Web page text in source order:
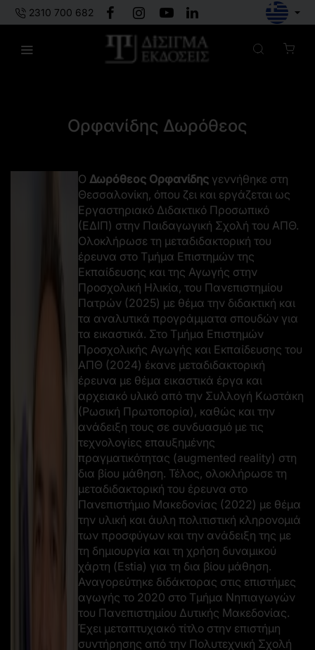
2310 700 682
Ορφανίδης Δωρόθεος
Ο Δωρόθεος Ορφανίδης γεννήθηκε στη
Θεσσαλονίκη, όπου ζει και εργάζεται ως
Εργαστηριακό Διδακτικό Προσωπικό
(ΕΔΙΠ) στην Παιδαγωγική Σχολή του ΑΠΘ.
Ολοκλήρωσε τη μεταδιδακτορική του
έρευνα στο Τμήμα Επιστημών της
Εκπαίδευσης και της Αγωγής στην
Προσχολική Ηλικία, του Πανεπιστημίου
Πατρών (2025) με θέμα την διδακτική και
τα αναλυτικά προγράμματα σπουδών για
τα εικαστικά. Στο Τμήμα Επιστημών
Προσχολικής Αγωγής και Εκπαίδευσης του
ΑΠΘ (2024) έκανε μεταδιδακτορική
έρευνα με θέμα εικαστικά έργα και
αρχειακό υλικό από την Συλλογή Κωστάκη
(Ρωσική Πρωτοπορία), καθώς και την
ανάδειξη τους σε συνδυασμό με τις
τεχνολογίες επαυξημένης
πραγματικότητας (augmented reality) στη
δια βίου μάθηση. Τέλος, ολοκλήρωσε τη
μεταδιδακτορική του έρευνα στο
Πανεπιστήμιο Μακεδονίας (2022) με θέμα
την υλική και άυλη πολιτιστική κληρονομιά
των προσφύγων και την ανάδειξη της με
τη δημιουργία και τη χρήση δυναμικού
χάρτη (Estia) για τη δια βίου μάθηση.
Αναγορεύτηκε διδάκτορας στις επιστήμες
αγωγής το 2020 στο Τμήμα Νηπιαγωγών
του Πανεπιστημίου Δυτικής Μακεδονίας.
Έχει μεταπτυχιακό τίτλο στην επιστήμη
συντήρησης από την Πολυτεχνική Σχολή